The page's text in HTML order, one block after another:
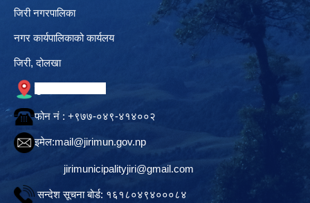
जिरी नगरपालिका
नगर कार्यपालिकाको कार्यलय
जिरी, दोलखा
फोन नं‍ : +९७७-०४९-४१४००२
इमेल:mail@jirimun.gov.np
jirimunicipalityjiri@gmail.com
सन्देश सूचना बोर्ड: १६१८०४९४०००८४